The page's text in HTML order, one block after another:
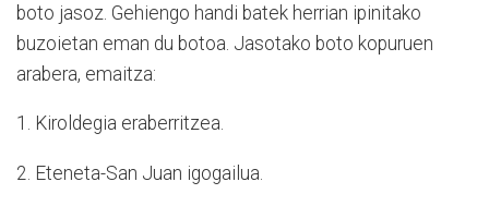
boto jasoz. Gehiengo handi batek herrian ipinitako
buzoietan eman du botoa. Jasotako boto kopuruen
arabera, emaitza:
1. Kiroldegia eraberritzea.
2. Eteneta-San Juan igogailua.